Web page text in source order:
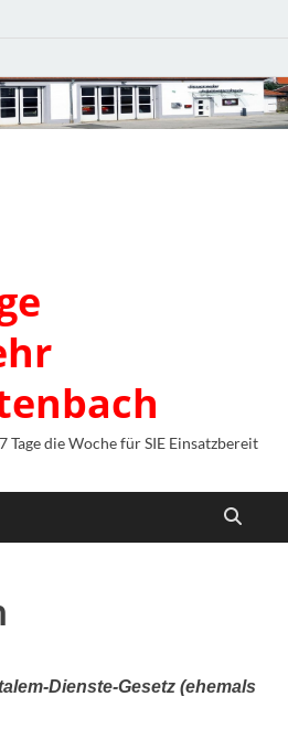
Tage die Woche für SIE Einsatzbereit
Dienste-Gesetz (ehemals